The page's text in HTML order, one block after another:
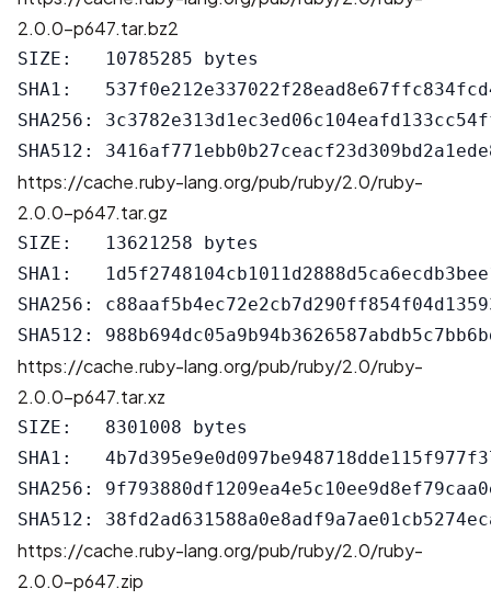
2.0.0-p647.tar.bz2
SIZE:   10785285 bytes
SHA1:
SHA256:
https://cache.ruby-lang.org/pub/ruby/2.0/ruby-
2.0.0-p647.tar.gz
SIZE:   13621258 bytes
SHA1:
SHA256:
https://cache.ruby-lang.org/pub/ruby/2.0/ruby-
2.0.0-p647.tar.xz
SIZE:   8301008 bytes
SHA1:
SHA256:
https://cache.ruby-lang.org/pub/ruby/2.0/ruby-
2.0.0-p647.zip